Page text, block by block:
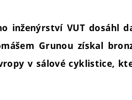
inženýrství VUT dosáhl
Grunou získal
v sálové cyklistice,